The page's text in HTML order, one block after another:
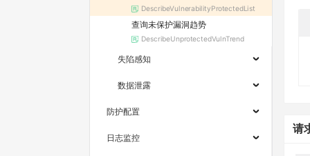
DescribeVulnerabilityProtectedList
查询未保护漏洞趋势
DescribeUnprotectedVulnTrend
失陷感知
数据泄露
防护配置
日志监控
请